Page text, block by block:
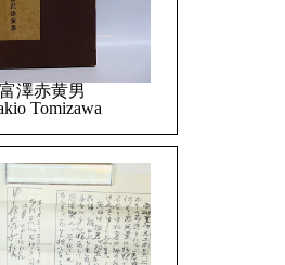
富澤赤黄男
Tomizawa